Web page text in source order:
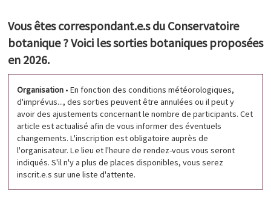
Correspondants
Découvertes
Liens utiles
ESPACE DOCUMENTAIRE
PARTICIPEZ
Vous êtes correspondant.e.s du Conservatoire
botanique ? Voici les sorties botaniques proposées
en 2026.
Organisation • En fonction des conditions météorologiques,
d'imprévus..., des sorties peuvent être annulées ou il peut y
avoir des ajustements concernant le nombre de participants. Cet
article est actualisé afin de vous informer des éventuels
changements. L'inscription est obligatoire auprès de
l'organisateur. Le lieu et l'heure de rendez-vous vous seront
indiqués. S'il n'y a plus de places disponibles, vous serez
inscrit.e.s sur une liste d'attente.